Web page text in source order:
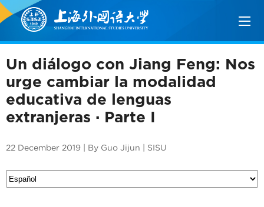
Un diálogo con Jiang Feng: Nos
urge cambiar la modalidad
educativa de lenguas
extranjeras · Parte I
22 December 2019 | By Guo Jijun | SISU